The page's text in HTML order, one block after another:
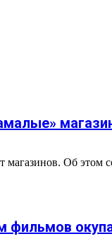
магазинов. Об
фильмов